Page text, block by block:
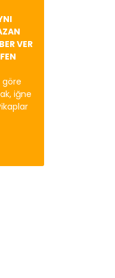
VER
iğne